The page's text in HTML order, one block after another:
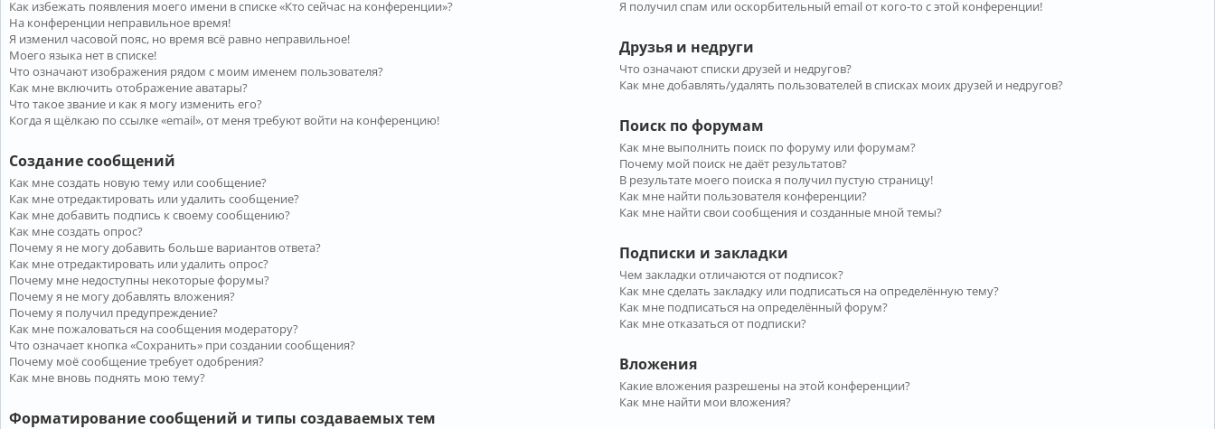
Как избежать появления моего имени в списке «Кто сейчас на конференции»?
На конференции неправильное время!
Я изменил часовой пояс, но время всё равно неправильное!
Моего языка нет в списке!
Что означают изображения рядом с моим именем пользователя?
Как мне включить отображение аватары?
Что такое звание и как я могу изменить его?
Когда я щёлкаю по ссылке «email», от меня требуют войти на конференцию!
Создание сообщений
Как мне создать новую тему или сообщение?
Как мне отредактировать или удалить сообщение?
Как мне добавить подпись к своему сообщению?
Как мне создать опрос?
Почему я не могу добавить больше вариантов ответа?
Как мне отредактировать или удалить опрос?
Почему мне недоступны некоторые форумы?
Почему я не могу добавлять вложения?
Почему я получил предупреждение?
Как мне пожаловаться на сообщения модератору?
Что означает кнопка «Сохранить» при создании сообщения?
Почему моё сообщение требует одобрения?
Как мне вновь поднять мою тему?
Форматирование сообщений и типы создаваемых тем
Я получил спам или оскорбительный email от кого-то с этой конференции!
Друзья и недруги
Что означают списки друзей и недругов?
Как мне добавлять/удалять пользователей в списках моих друзей и недругов?
Поиск по форумам
Как мне выполнить поиск по форуму или форумам?
Почему мой поиск не даёт результатов?
В результате моего поиска я получил пустую страницу!
Как мне найти пользователя конференции?
Как мне найти свои сообщения и созданные мной темы?
Подписки и закладки
Чем закладки отличаются от подписок?
Как мне сделать закладку или подписаться на определённую тему?
Как мне подписаться на определённый форум?
Как мне отказаться от подписки?
Вложения
Какие вложения разрешены на этой конференции?
Как мне найти мои вложения?